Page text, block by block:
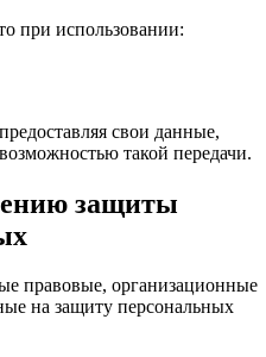
при использовании:
свои данные,
такой передачи.
защиты
правовые, организационные
на защиту персональных